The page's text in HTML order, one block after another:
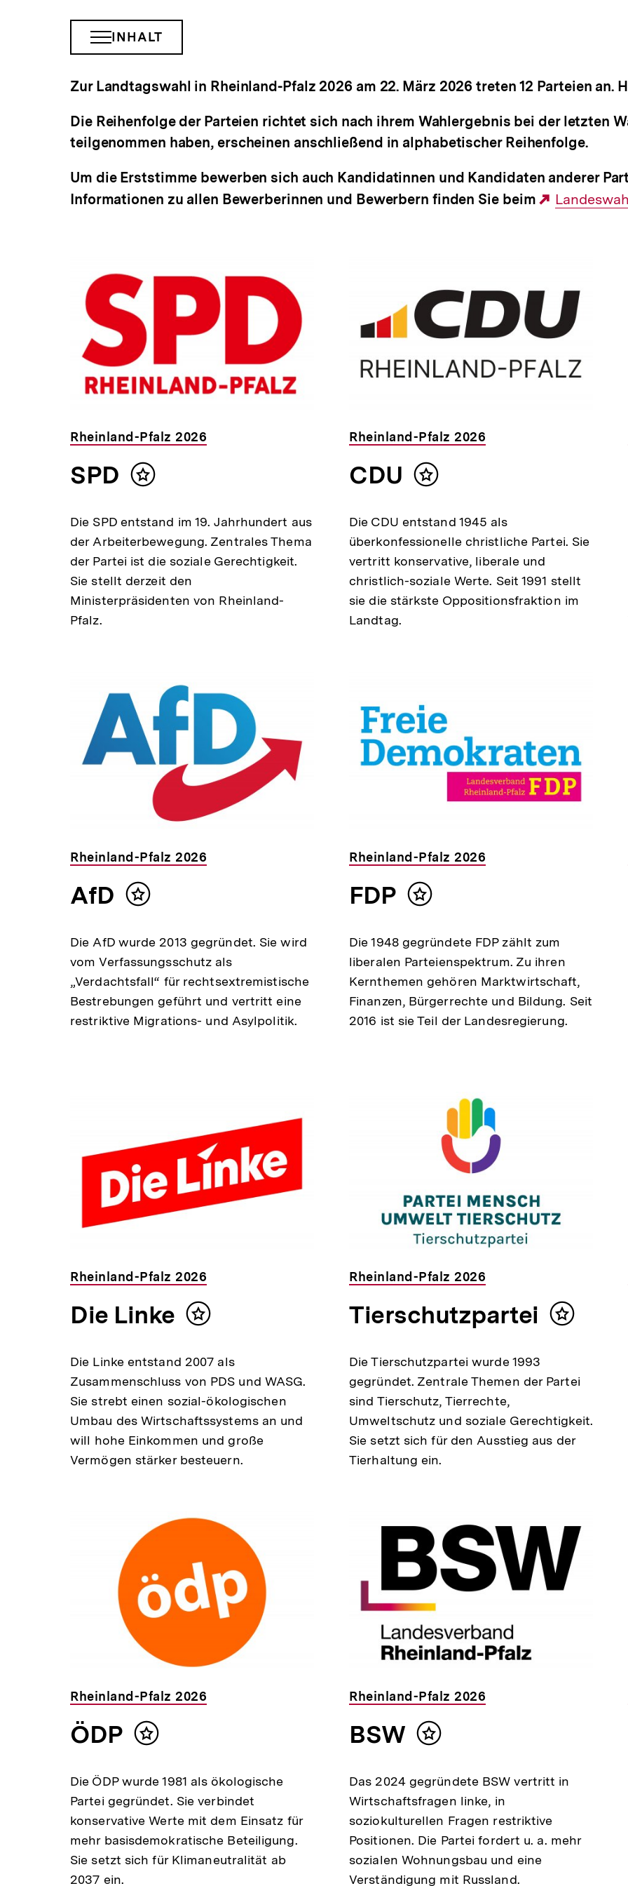
INHALTSNAVIGATION
ÖFFNEN
INHALT
Zur Landtagswahl in Rheinland-Pfalz 2026 am 22. März 2026 treten 12 Parteien an.
Die Reihenfolge der Parteien richtet sich nach ihrem Wahlergebnis bei der letzten
teilgenommen haben, erscheinen anschließend in alphabetischer Reihenfolge.
Um die Erststimme bewerben sich auch Kandidatinnen und Kandidaten anderer
Informationen zu allen Bewerberinnen und Bewerbern finden Sie beim
Externer
Rheinland-Pfalz 2026
SPD
Inhalt
Die SPD entstand im 19. Jahrhundert aus
der Arbeiterbewegung. Zentrales Thema
der Partei ist die soziale Gerechtigkeit.
Sie stellt derzeit den
Ministerpräsidenten von Rheinland-
Pfalz.
Rheinland-Pfalz 2026
CDU
Inhalt
Die CDU entstand 1945 als
überkonfessionelle christliche Partei. Sie
vertritt konservative, liberale und
christlich-soziale Werte. Seit 1991 stellt
sie die stärkste Oppositionsfraktion im
Landtag.
Rheinland-Pfalz 2026
AfD
Inhalt
Die AfD wurde 2013 gegründet. Sie wird
vom Verfassungsschutz als
„Verdachtsfall“ für rechtsextremistische
Bestrebungen geführt und vertritt eine
restriktive Migrations- und Asylpolitik.
Rheinland-Pfalz 2026
FDP
Inhalt
Die 1948 gegründete FDP zählt zum
liberalen Parteienspektrum. Zu ihren
Kernthemen gehören Marktwirtschaft,
Finanzen, Bürgerrechte und Bildung. Seit
2016 ist sie Teil der Landesregierung.
Rheinland-Pfalz 2026
Die Linke
Inhalt
Die Linke entstand 2007 als
Zusammenschluss von PDS und WASG.
Sie strebt einen sozial-ökologischen
Umbau des Wirtschaftssystems an und
will hohe Einkommen und große
Vermögen stärker besteuern.
Rheinland-Pfalz 2026
Tierschutzpartei
Inhalt
Die Tierschutzpartei wurde 1993
gegründet. Zentrale Themen der Partei
sind Tierschutz, Tierrechte,
Umweltschutz und soziale Gerechtigkeit.
Sie setzt sich für den Ausstieg aus der
Tierhaltung ein.
Rheinland-Pfalz 2026
ÖDP
Inhalt
Die ÖDP wurde 1981 als ökologische
Partei gegründet. Sie verbindet
konservative Werte mit dem Einsatz für
mehr basisdemokratische Beteiligung.
Sie setzt sich für Klimaneutralität ab
2037 ein.
Rheinland-Pfalz 2026
BSW
Inhalt
Das 2024 gegründete BSW vertritt in
Wirtschaftsfragen linke, in
soziokulturellen Fragen restriktive
Positionen. Die Partei fordert u. a. mehr
sozialen Wohnungsbau und eine
Verständigung mit Russland.